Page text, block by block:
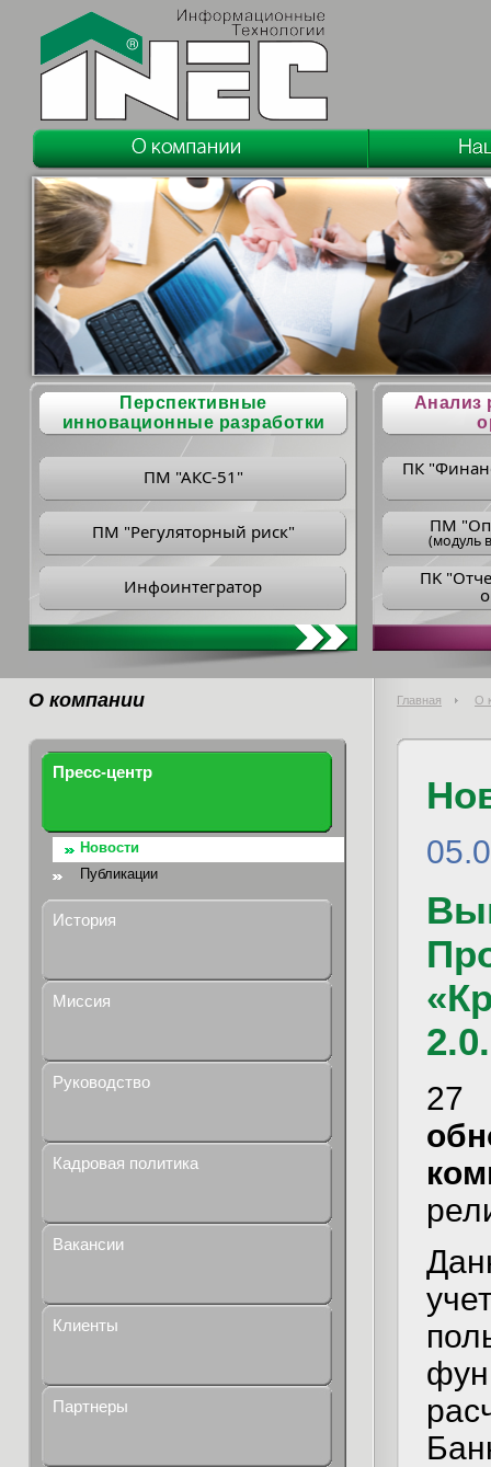
Перспективные
инновационные разработки
ПМ "АКС-51"
ПМ "Регуляторный риск"
Инфоинтегратор
Анализ
ПК
ПM
(модуль
ПK
О компании Главная О
Пресс-центр
Новости
Публикации
История
Миссия
Руководство
Кадровая политика
Вакансии
Клиенты
Партнеры
27